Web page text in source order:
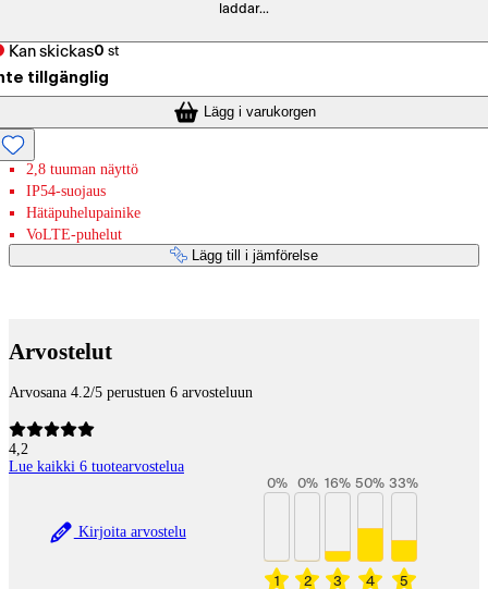
laddar...
Kan skickas0 st
tillgänglig
Lägg i varukorgen
2,8 tuuman näyttö
IP54-suojaus
Hätäpuhelupainike
VoLTE-puhelut
Lägg till i jämförelse
Arvostelut
Arvosana 4.2/5 perustuen 6 arvosteluun
4,2
Lue kaikki 6 tuotearvostelua
Kirjoita arvostelu
1
0%
2
0%
3
16%
4
50%
5
33%